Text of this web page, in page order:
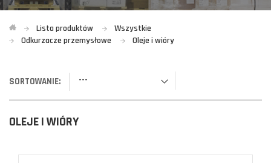
Lista produktów
Wszystkie
Odkurzacze przemysłowe
Oleje i wióry
SORTOWANIE: ---
OLEJE I WIÓRY